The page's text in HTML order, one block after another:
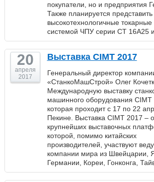
покупатели, но и предприятия
Также планируется
высокотехнологичные токарные
системой ЧПУ серии СТ 16А25
20
апреля
2017
Выставка СIМТ 2017
Генеральный директор
«СтанкоМашСтрой» Олег
Международную выставку
машинного оборудования CIMT
которая проходит с 17 по 22
Пекине. Выставка СIМТ 2017 –
крупнейших выставочных
которой, помимо китайских
производителей, участвуют
компании мира из Швейцарии,
Германии, Кореи, Гонконга,